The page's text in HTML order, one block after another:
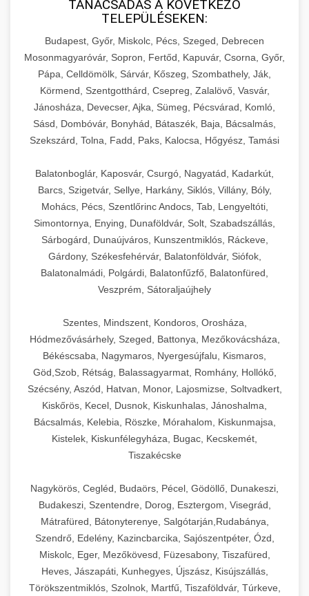
TANÁCSADÁS A KÖVETKEZŐ
TELEPÜLÉSEKEN:
Budapest, Győr, Miskolc, Pécs, Szeged, Debrecen
Mosonmagyaróvár, Sopron, Fertőd, Kapuvár, Csorna, Győr,
Pápa, Celldömölk, Sárvár, Kőszeg, Szombathely, Ják,
Körmend, Szentgotthárd, Csepreg, Zalalövő, Vasvár,
Jánosháza, Devecser, Ajka, Sümeg, Pécsvárad, Komló,
Sásd, Dombóvár, Bonyhád, Bátaszék, Baja, Bácsalmás,
Szekszárd, Tolna, Fadd, Paks, Kalocsa, Hőgyész, Tamási
Balatonboglár, Kaposvár, Csurgó, Nagyatád, Kadarkút,
Barcs, Szigetvár, Sellye, Harkány, Siklós, Villány, Bóly,
Mohács, Pécs, Szentlőrinc Andocs, Tab, Lengyeltóti,
Simontornya, Enying, Dunaföldvár, Solt, Szabadszállás,
Sárbogárd, Dunaújváros, Kunszentmiklós, Ráckeve,
Gárdony, Székesfehérvár, Balatonföldvár, Siófok,
Balatonalmádi, Polgárdi, Balatonfűzfő, Balatonfüred,
Veszprém, Sátoraljaújhely
Szentes, Mindszent, Kondoros, Orosháza,
Hódmezővásárhely, Szeged, Battonya, Mezőkovácsháza,
Békéscsaba, Nagymaros, Nyergesújfalu, Kismaros,
Göd,Szob, Rétság, Balassagyarmat, Romhány, Hollókő,
Szécsény, Aszód, Hatvan, Monor, Lajosmizse, Soltvadkert,
Kiskőrös, Kecel, Dusnok, Kiskunhalas, Jánoshalma,
Bácsalmás, Kelebia, Röszke, Mórahalom, Kiskunmajsa,
Kistelek, Kiskunfélegyháza, Bugac, Kecskemét,
Tiszakécske
Nagykörös, Cegléd, Budaörs, Pécel, Gödöllő, Dunakeszi,
Budakeszi, Szentendre, Dorog, Esztergom, Visegrád,
Mátrafüred, Bátonyterenye, Salgótarján,Rudabánya,
Szendrő, Edelény, Kazincbarcika, Sajószentpéter, Ózd,
Miskolc, Eger, Mezőkövesd, Füzesabony, Tiszafüred,
Heves, Jászapáti, Kunhegyes, Újszász, Kisújszállás,
Törökszentmiklós, Szolnok, Martfű, Tiszaföldvár, Túrkeve,